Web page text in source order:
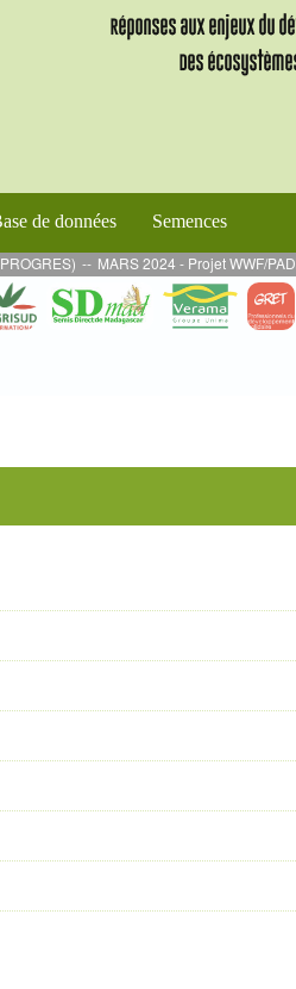
de données Semences
-- MARS 2024 - Projet WWF/PADAP 2 :